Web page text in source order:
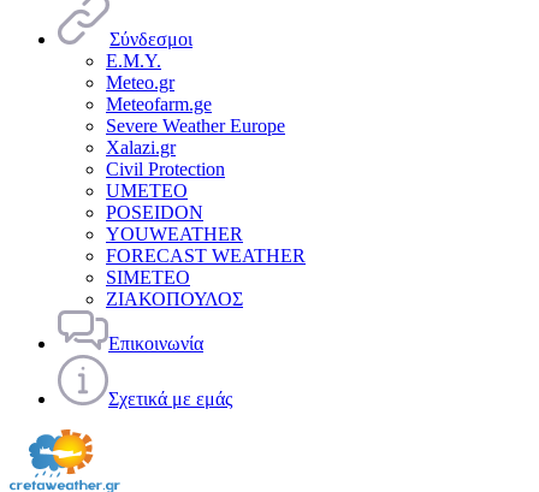
Σύνδεσμοι
Ε.Μ.Υ.
Meteo.gr
Meteofarm.ge
Severe Weather Europe
Xalazi.gr
Civil Protection
UMETEO
POSEIDON
YOUWEATHER
FORECAST WEATHER
SIMETEO
ΖΙΑΚΟΠΟΥΛΟΣ
Επικοινωνία
Σχετικά με εμάς